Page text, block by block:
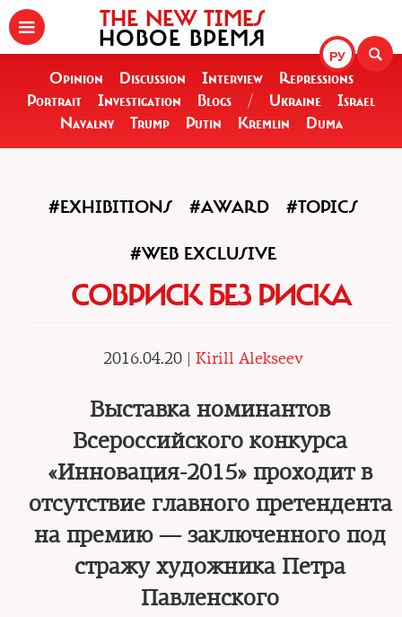
РУ
THE NEW TIMES
НОВОЕ ВРЕМЯ
Opinion Discussion Interview
Repressions
Portrait
Investigation Blogs / Ukraine
Israel
Navalny
Trump Putin Kremlin Duma
#EXHIBITIONS #AWARD #TOPICS
#WEB EXCLUSIVE
СОВРИСК БЕЗ РИСКА
2016.04.20 | Kirill Alekseev
Выставка номинантов
Всероссийского конкурса
«Инновация-2015» проходит в
отсутствие главного претендента
на премию — заключенного под
стражу художника Петра
Павленского